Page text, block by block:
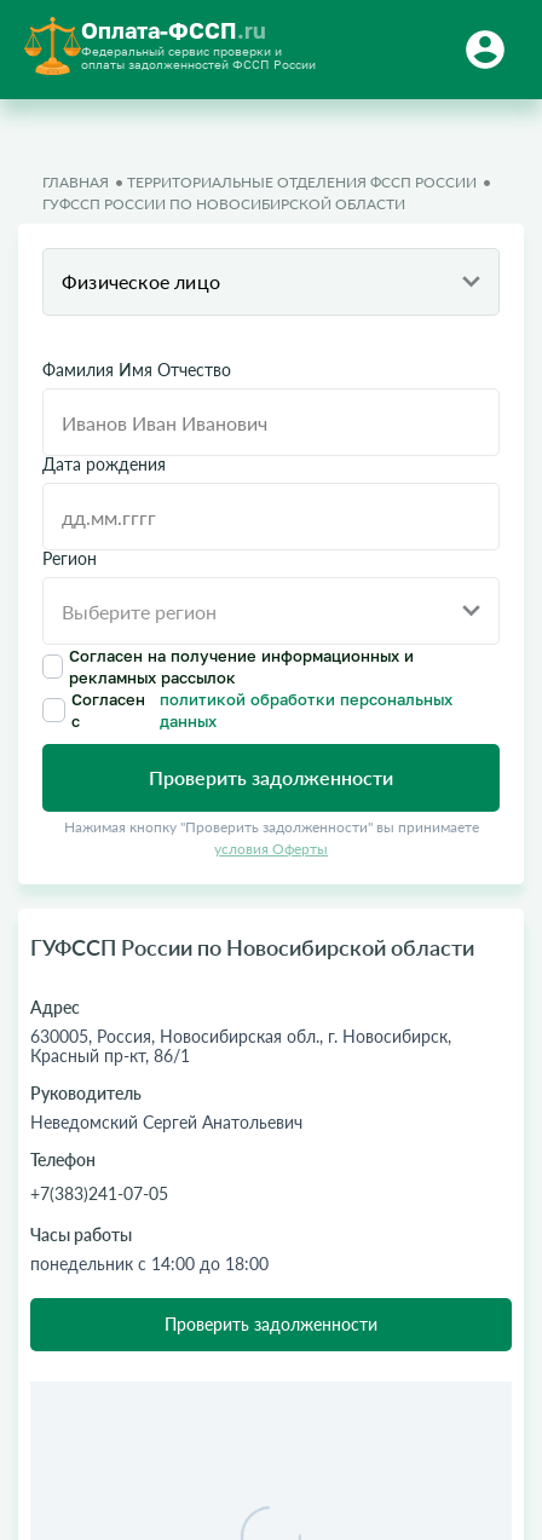
Оплата-ФССП.ru
Федеральный сервис проверки и
оплаты задолженностей ФССП России
ГЛАВНАЯ
ТЕРРИТОРИАЛЬНЫЕ ОТДЕЛЕНИЯ ФССП РОССИИ
ГУФССП РОССИИ ПО НОВОСИБИРСКОЙ ОБЛАСТИ
Физическое лицо
Фамилия Имя Отчество
Дата рождения
Регион
Согласен на получение информационных и
рекламных рассылок
Согласен
с
политикой обработки персональных
данных
Проверить задолженности
Нажимая кнопку "Проверить задолженности" вы принимаете
условия Оферты
ГУФССП России по Новосибирской области
Адрес
630005, Россия, Новосибирская обл., г. Новосибирск,
Красный пр-кт, 86/1
Руководитель
Неведомский Сергей Анатольевич
Телефон
+7(383)241-07-05
Часы работы
понедельник с 14:00 до 18:00
Проверить задолженности